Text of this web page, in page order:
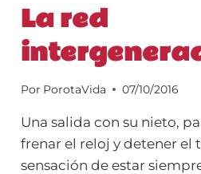
La red
Por PorotaVida 07/10/2016
Una salida con su nieto,
frenar el reloj y detener el
sensación de estar